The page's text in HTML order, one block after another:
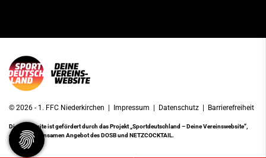
© 2026 - 1. FFC Niederkirchen | Impressum | Datenschutz | Barrierefreiheit
Diese Website ist gefördert durch das Projekt„Sportdeutschland – Deine Vereinswebsite”,
einem gemeinsamen Angebot des DOSB und NETZCOCKTAIL.